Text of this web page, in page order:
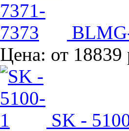
Цена: от 18839
SK -